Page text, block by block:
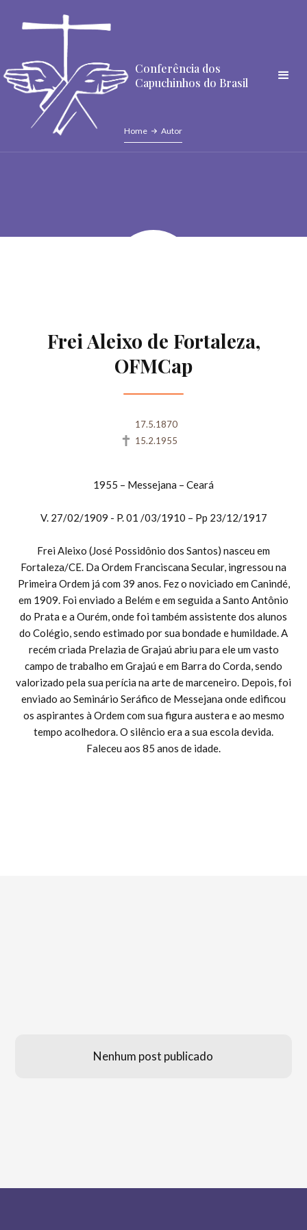
Conferência dos
Capuchinhos do Brasil
Home Autor
Frei Aleixo de Fortaleza,
OFMCap
17.5.1870
15.2.1955
1955 – Messejana – Ceará
V. 27/02/1909 - P. 01 /03/1910 – Pp 23/12/1917
Frei Aleixo (José Possidônio dos Santos) nasceu em
Fortaleza/CE. Da Ordem Franciscana Secular, ingressou na
Primeira Ordem já com 39 anos. Fez o noviciado em Canindé,
em 1909. Foi enviado a Belém e em seguida a Santo Antônio
do Prata e a Ourém, onde foi também assistente dos alunos
do Colégio, sendo estimado por sua bondade e humildade. A
recém criada Prelazia de Grajaú abriu para ele um vasto
campo de trabalho em Grajaú e em Barra do Corda, sendo
valorizado pela sua perícia na arte de marceneiro. Depois, foi
enviado ao Seminário Seráfico de Messejana onde edificou
os aspirantes à Ordem com sua figura austera e ao mesmo
tempo acolhedora. O silêncio era a sua escola devida.
Faleceu aos 85 anos de idade.
Nenhum post publicado